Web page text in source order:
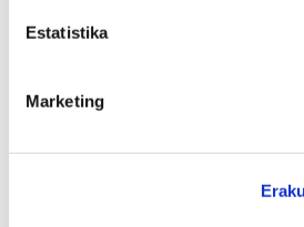
Estatistika
Marketing
Astelehenetik